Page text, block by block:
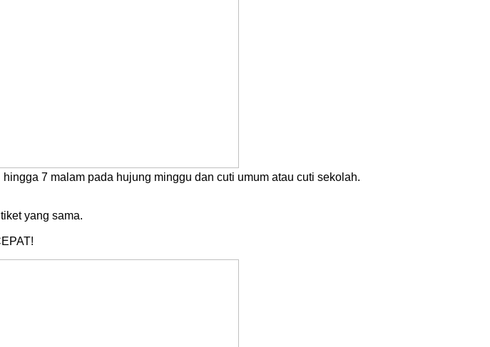
7 malam pada hujung minggu dan cuti umum atau cuti sekolah.
yang sama.